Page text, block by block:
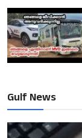
Gulf News